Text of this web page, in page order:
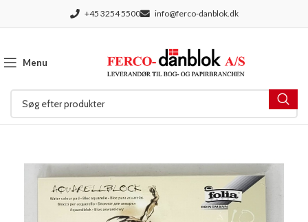
+45 3254 5500 info@ferco-danblok.dk
Menu